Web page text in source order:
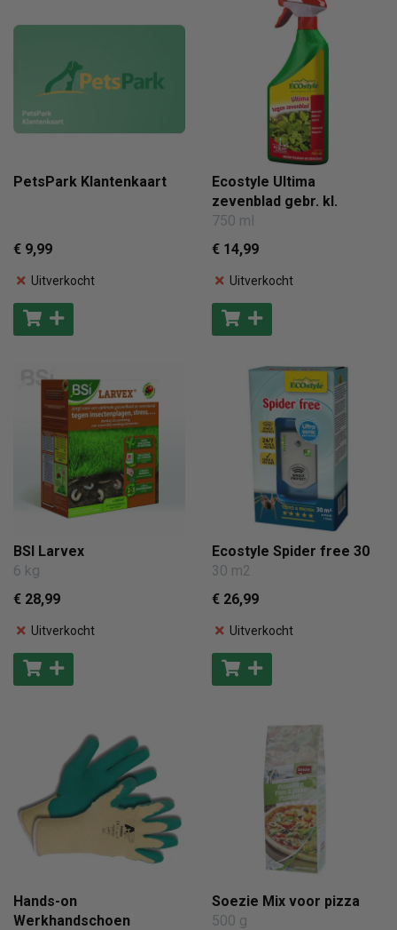
PetsPark Klantenkaart
€ 9,99
Uitverkocht
Ecostyle Ultima
zevenblad gebr. kl.
750 ml
€ 14,99
Uitverkocht
BSI Larvex
6 kg
€ 28,99
Uitverkocht
Ecostyle Spider free 30
30 m2
€ 26,99
Uitverkocht
Hands-on
Werkhandschoen
Soezie Mix voor pizza
500 g